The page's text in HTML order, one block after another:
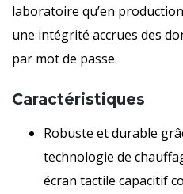
laboratoire qu’en
une intégrité accrues des
par mot de passe.
Caractéristiques
Robuste et durable
technologie de
écran tactile capacitif